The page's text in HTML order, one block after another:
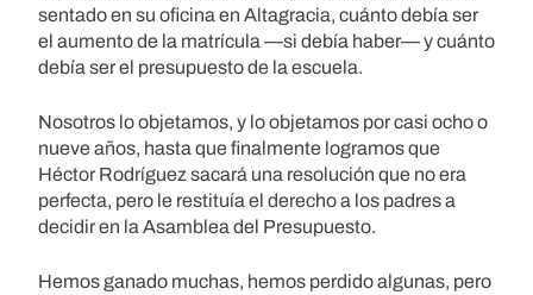
sentado en su oficina en Altagracia, cuánto debía ser
el aumento de la matrícula —si debía haber— y cuánto
debía ser el presupuesto de la escuela.
Nosotros lo objetamos, y lo objetamos por casi ocho o
nueve años, hasta que finalmente logramos que
Héctor Rodríguez sacará una resolución que no era
perfecta, pero le restituía el derecho a los padres a
decidir en la Asamblea del Presupuesto.
Hemos ganado muchas, hemos perdido algunas, pero